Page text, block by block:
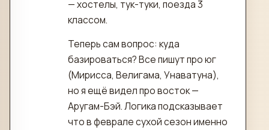
— хостелы, тук-туки, поезда 3
классом.
Теперь сам вопрос: куда
базироваться? Все пишут про юг
(Мирисса, Велигама, Унаватуна),
но я ещё видел про восток —
Аругам-Бэй. Логика подсказывает
что в феврале сухой сезон именно